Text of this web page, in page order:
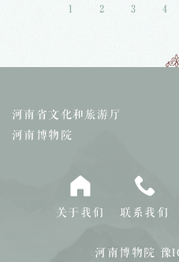
1 2 3 4
河南省文化和旅游厅
河南博物院
关于我们 联系我们
河南博物院 豫